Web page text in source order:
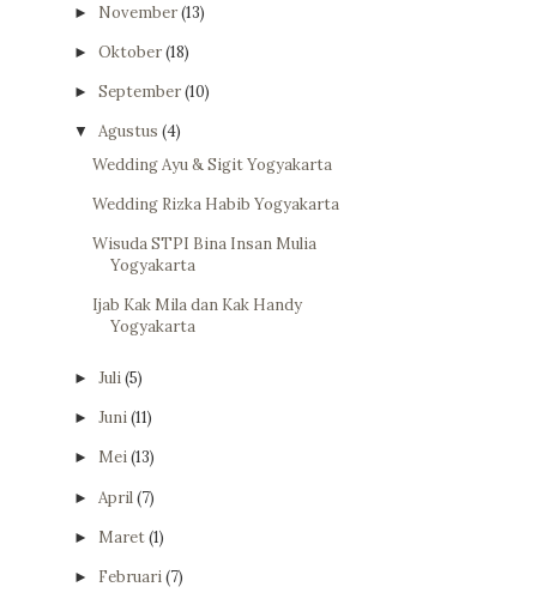
► November(13)
► Oktober(18)
► September(10)
▼ Agustus (4)
Wedding Ayu & Sigit Yogyakarta
Wedding Rizka Habib Yogyakarta
Wisuda STPI Bina Insan Mulia
Yogyakarta
Ijab Kak Mila dan Kak Handy
Yogyakarta
► Juli(5)
► Juni(11)
► Mei(13)
► April(7)
► Maret(1)
► Februari(7)